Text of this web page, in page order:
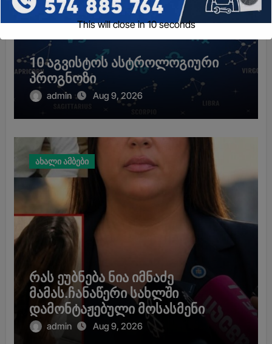
10 აგვისტოს ასტროლოგიური
პროგნოზი
admin Aug 9, 2026
ახალი ამბები
რას ეუბნება ნია იმნაძე
მამას.ჩანაწერი სახლში
დამონტაჟებული მოსასმენი
აპარატიდან.
admin Aug 9, 2026
This will close in9seconds